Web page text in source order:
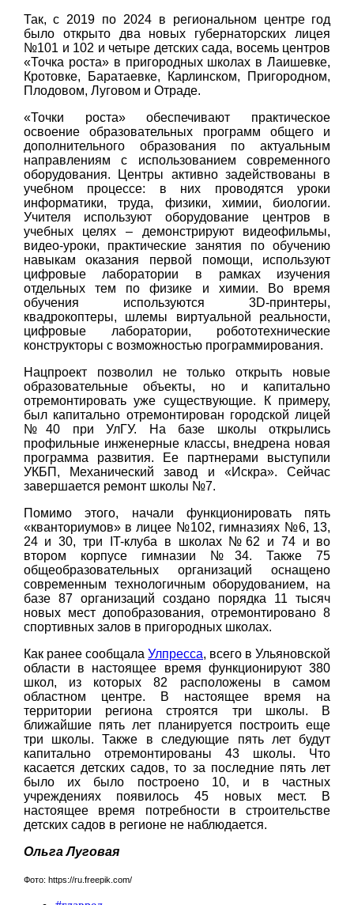
Так, с 2019 по 2024 в региональном центре год
было открыто два новых губернаторских лицея
№101 и 102 и четыре детских сада, восемь центров
«Точка роста» в пригородных школах в Лаишевке,
Кротовке, Баратаевке, Карлинском, Пригородном,
Плодовом, Луговом и Отраде.
«Точки роста» обеспечивают практическое
освоение образовательных программ общего и
дополнительного образования по актуальным
направлениям с использованием современного
оборудования. Центры активно задействованы в
учебном процессе: в них проводятся уроки
информатики, труда, физики, химии, биологии.
Учителя используют оборудование центров в
учебных целях – демонстрируют видеофильмы,
видео-уроки, практические занятия по обучению
навыкам оказания первой помощи, используют
цифровые лаборатории в рамках изучения
отдельных тем по физике и химии. Во время
обучения используются 3D-принтеры,
квадрокоптеры, шлемы виртуальной реальности,
цифровые лаборатории, робототехнические
конструкторы с возможностью программирования.
Нацпроект позволил не только открыть новые
образовательные объекты, но и капитально
отремонтировать уже существующие. К примеру,
был капитально отремонтирован городской лицей
№40 при УлГУ. На базе школы открылись
профильные инженерные классы, внедрена новая
программа развития. Ее партнерами выступили
УКБП, Механический завод и «Искра». Сейчас
завершается ремонт школы №7.
Помимо этого, начали функционировать пять
«кванториумов» в лицее №102, гимназиях №6, 13,
24 и 30, три IT-клуба в школах №62 и 74 и во
втором корпусе гимназии №34. Также 75
общеобразовательных организаций оснащено
современным технологичным оборудованием, на
базе 87 организаций создано порядка 11 тысяч
новых мест допобразования, отремонтировано 8
спортивных залов в пригородных школах.
Как ранее сообщала Улпресса, всего в Ульяновской
области в настоящее время функционируют 380
школ, из которых 82 расположены в самом
областном центре. В настоящее время на
территории региона строятся три школы. В
ближайшие пять лет планируется построить еще
три школы. Также в следующие пять лет будут
капитально отремонтированы 43 школы. Что
касается детских садов, то за последние пять лет
было их было построено 10, и в частных
учреждениях появилось 45 новых мест. В
настоящее время потребности в строительстве
детских садов в регионе не наблюдается.
Ольга Луговая
Фото: https://ru.freepik.com/